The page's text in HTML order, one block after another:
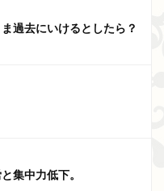
過去にいけるとしたら？
集中力低下。